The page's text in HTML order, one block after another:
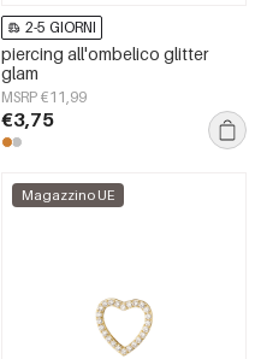
2-5 GIORNI
piercing all'ombelico glitter
glam
MSRP €11,99
€3,75
Magazzino UE